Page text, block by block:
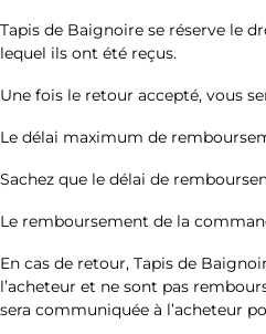
Tapis de Baignoire se réserve le
lequel ils ont été reçus.
Une fois le retour accepté, vous
Le délai maximum de
Sachez que le délai de
Le remboursement de la
En cas de retour, Tapis de
l’acheteur et ne sont pas
sera communiquée à l’acheteur